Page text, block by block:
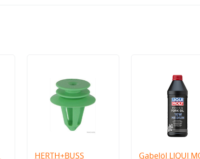
HERTH+BUSS
Gabelöl LIQUI